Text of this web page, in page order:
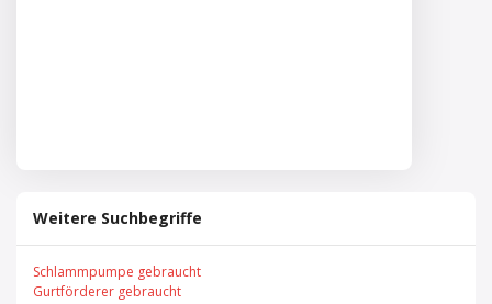
Weitere Suchbegriffe
Schlammpumpe gebraucht
Gurtförderer gebraucht